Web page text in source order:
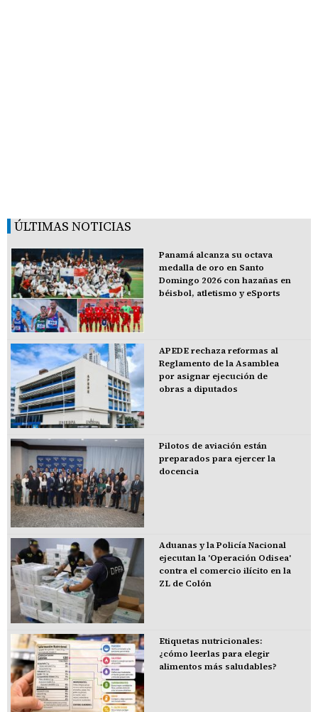
ÚLTIMAS NOTICIAS
Panamá alcanza su octava
medalla de oro en Santo
Domingo 2026 con hazañas en
béisbol, atletismo y eSports
APEDE rechaza reformas al
Reglamento de la Asamblea
por asignar ejecución de
obras a diputados
Pilotos de aviación están
preparados para ejercer la
docencia
Aduanas y la Policía Nacional
ejecutan la 'Operación Odisea'
contra el comercio ilícito en la
ZL de Colón
Etiquetas nutricionales:
¿cómo leerlas para elegir
alimentos más saludables?